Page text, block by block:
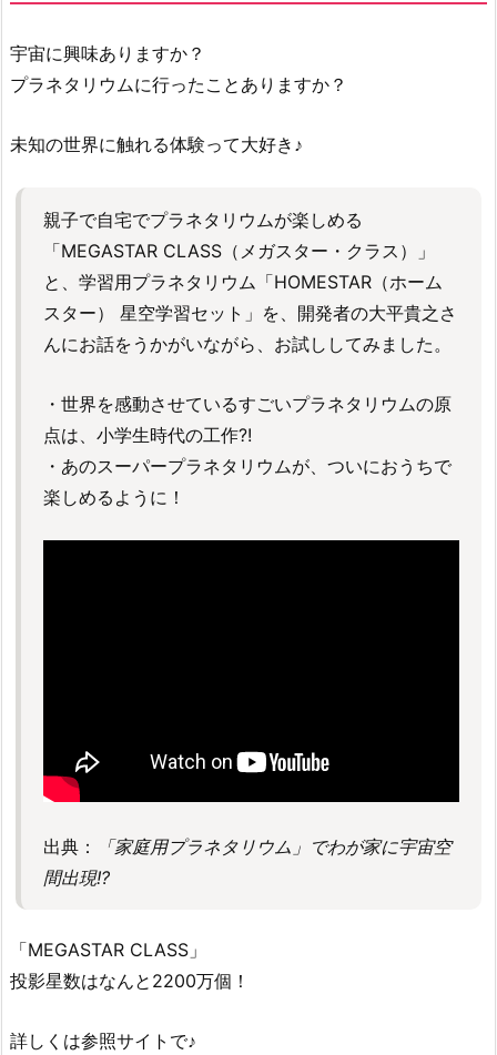
宇宙に興味ありますか？
プラネタリウムに行ったことありますか？
未知の世界に触れる体験って大好き♪
親子で自宅でプラネタリウムが楽しめる
「MEGASTAR CLASS（メガスター・クラス）」
と、学習用プラネタリウム「HOMESTAR（ホーム
スター） 星空学習セット」を、開発者の大平貴之さ
んにお話をうかがいながら、お試ししてみました。
・世界を感動させているすごいプラネタリウムの原
点は、小学生時代の工作?!
・あのスーパープラネタリウムが、ついにおうちで
楽しめるように！
出典：
「家庭用プラネタリウム」でわが家に宇宙空
間出現!?
「MEGASTAR CLASS」
投影星数はなんと2200万個！
詳しくは参照サイトで♪